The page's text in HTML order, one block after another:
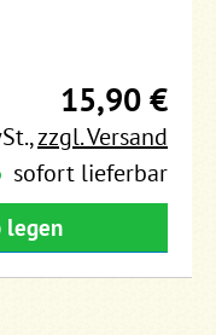
15,90 €
,zzgl. Versand
sofort lieferbar
legen